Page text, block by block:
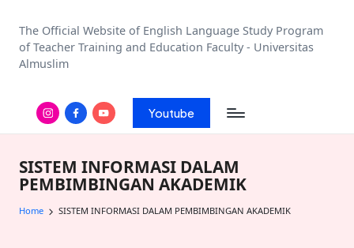
The Official Website of English Language Study Program
of Teacher Training and Education Faculty - Universitas
Almuslim
Youtube
SISTEM INFORMASI DALAM
PEMBIMBINGAN AKADEMIK
Home SISTEM INFORMASI DALAM PEMBIMBINGAN AKADEMIK